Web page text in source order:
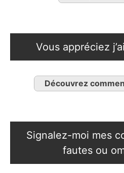
Vous appréciez
Découvrez
Signalez-moi mes
fautes ou